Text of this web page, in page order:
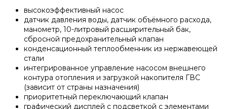
Настенные газовые котлы Vaillant
Настенные газовые конденсационные котлы
Vaillant
Напольные газовые котлы Vaillant
высокоэффективный насос
датчик давления воды, датчик объёмного расхода,
манометр, 10-литровый расширительный бак,
сбросной предохранительный клапан
конденсационный теплообменник из нержавеющей
стали
интегрированное управление насосом внешнего
контура отопления и загрузкой накопителя ГВС
(зависит от страны назначения)
приоритетный переключающий клапан
графический дисплей с подсветкой с элементами